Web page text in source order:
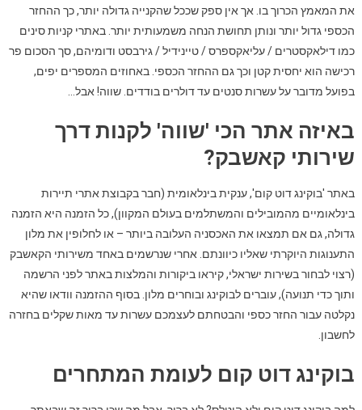
את המאמץ הכרוך בו. אך אין ספק שככל שהקנייה גדולה יותר, כך ההחזר
הכספי גדול יותר ונותן תחושת הנחה משמעותית יותר. באתרי קניות סינים
כמו דילאקסטרים / עליאקספרס / טיינידיל / גירבסט ודומיהם, סך הסכום פר
רכישה הוא יחסית קטן וכך גם ההחזר הכספי. באחוזים המספרים יפים,
בפועל מדובר על עשרות סנטים עד דולרים בודדים. שווה! אבל…
באיזה אתר הכי 'שווה' לקנות דרך
שירותי קאשבק?
באתר 'בוקינג דוט קום', ענקית בינלאומית (חבר בקבוצת אתרי תיירות
בינלאומיים מהמובילים והמשתלמים בעולם המקוון), כל הזמנה היא הזמנה
גדולה, גם אם תמצאו את האכסניה העלובה ביותר – או לחלופין את מלון
התענוגות היוקרתי שאליו כיוונתם. אחרי שנרשמים באחד משירותי הקאשבק
(רצוי לבחור בשירות ישראלי, קיראו ביקורות והמלצות באתר לפני הרשמה
ותוך כדי תנועה), עוברים לבוקינג ובוחרים מלון. בסוף ההזמנה וודאו שהיא
נקלטה עבור החזר כספי והבטחתם לעצמכם עשרות עד מאות שקלים בחזרה
לחשבון.
בוקינג דוט קום לעומת המתחרים